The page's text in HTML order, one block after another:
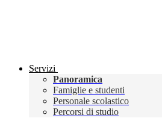
Servizi
Panoramica
Famiglie e studenti
Personale scolastico
Percorsi di studio